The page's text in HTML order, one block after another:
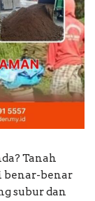
Tanah
benar-benar
subur dan